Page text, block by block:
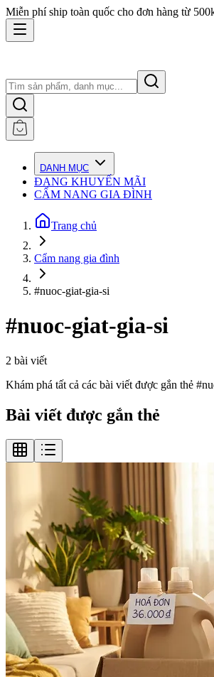
Miễn phí ship toàn quốc cho đơn hàng từ
DANH MỤC
ĐANG KHUYẾN MÃI
CẨM NANG GIA ĐÌNH
Trang chủ
Cẩm nang gia đình
#nuoc-giat-gia-si
#nuoc-giat-gia-si
2 bài viết
Khám phá tất cả các bài viết được gắn thẻ #
Bài viết được gắn thẻ